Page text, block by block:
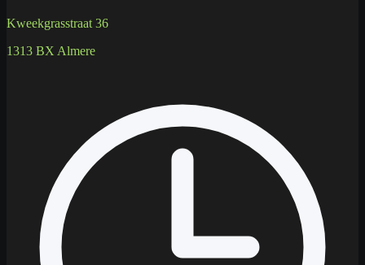
Kweekgrasstraat 36
1313 BX Almere